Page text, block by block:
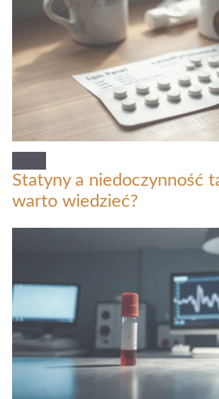
Statyny a niedoczynność
warto wiedzieć?